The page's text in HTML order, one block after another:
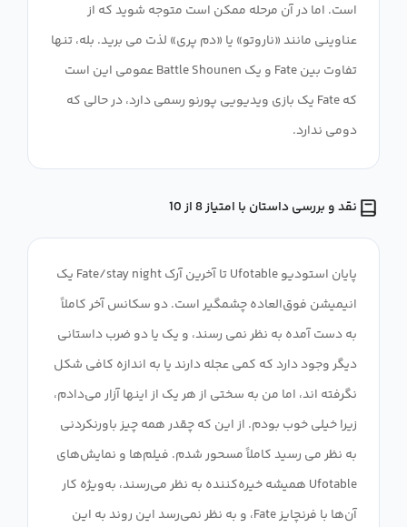
است. اما در آن مرحله ممکن است متوجه شوید که از
عناوینی مانند «ناروتو» یا «دم پری» لذت می برید. بله، تنها
تفاوت بین Fate و یک Battle Shounen عمومی این است
که Fate یک بازی ویدیویی پورنو رسمی دارد، در حالی که
دومی ندارد.
نقد و بررسی داستان با امتیاز 8 از 10
پایان استودیو Ufotable تا آخرین آرک Fate/stay night یک
انیمیشن فوق‌العاده چشمگیر است. دو سکانس آخر کاملاً
به دست آمده به نظر نمی رسند، و یک یا دو ضرب داستانی
دیگر وجود دارد که کمی عجله دارند یا به اندازه کافی شکل
نگرفته اند، اما من به سختی از هر یک از اینها آزار می‌دادم،
زیرا خیلی خوب بودم. از این که چقدر همه چیز باورنکردنی
به نظر می رسید کاملاً مسحور شدم. فیلم‌ها و نمایش‌های
Ufotable همیشه خیره‌کننده به نظر می‌رسند، به‌ویژه کار
آن‌ها با فرنچایز Fate، و به نظر نمی‌رسد این روند به این